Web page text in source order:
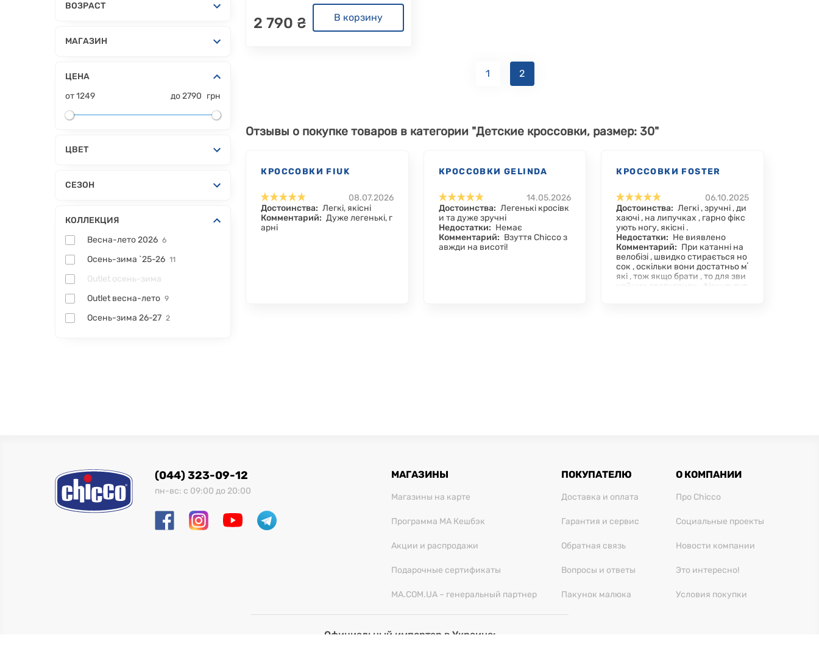
ВОЗРАСТ
МАГАЗИН
ЦЕНА
от1249 до 2790 грн
ЦВЕТ
СЕЗОН
КОЛЛЕКЦИЯ
Весна-лето 2026 6
Осень-зима `25-26 11
Outlet осень-зима
Outlet весна-лето 9
Осень-зима 26-27 2
2 790 ₴ В корзину
1 2
Отзывы о покупке товаров в категории "Детские кроссовки, размер: 30"
КРОССОВКИ FIUK
08.07.2026
Достоинства: Легкі, якісні
Комментарий: Дуже легенькі, г
арні
КРОССОВКИ GELINDA
14.05.2026
Достоинства: Легенькі кросівк
и та дуже зручні
Недостатки: Немає
Комментарий: Взуття Chicco з
авжди на висоті!
КРОССОВКИ FOSTER
06.10.2025
Достоинства: Легкі , зручні , ди
хаючі , на липучках , гарно фікс
ують ногу, якісні .
Недостатки: Не виявлено
Комментарий: При катанні на
велобізі , швидко стирається но
сок , оскільки вони достатньо мʼ
які , тож якщо брати , то для зви
чайних прогулянок , фізкультур
(044) 323-09-12
пн-вс: с 09:00 до 20:00
МАГАЗИНЫ
Магазины на карте
Программа МА Кешбэк
Акции и распродажи
Подарочные сертификаты
MA.COM.UA – генеральный партнер
ПОКУПАТЕЛЮ
Доставка и оплата
Гарантия и сервис
Обратная связь
Вопросы и ответы
Пакунок малюка
О КОМПАНИИ
Про Chicco
Социальные проекты
Новости компании
Это интересно!
Условия покупки
Официальный импортер в Украине: